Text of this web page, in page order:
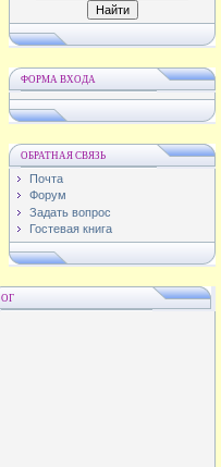
ФОРМА ВХОДА
ОБРАТНАЯ СВЯЗЬ
Почта
Форум
Задать вопрос
Гостевая книга
ОГ